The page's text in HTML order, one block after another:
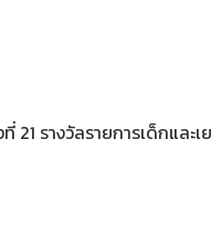
21 รางวัลรายการเด็กและ